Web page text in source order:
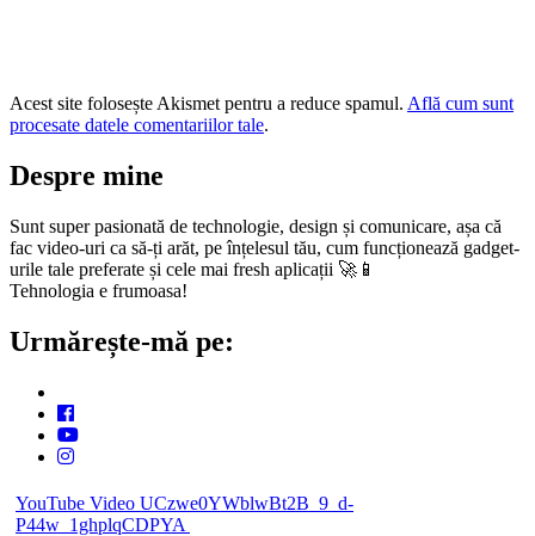
Acest site folosește Akismet pentru a reduce spamul. Află cum sunt
procesate datele comentariilor tale.
Despre mine
Sunt super pasionată de technologie, design și comunicare, așa că
fac video-uri ca să-ți arăt, pe înțelesul tău, cum funcționează gadget-
urile tale preferate și cele mai fresh aplicații 🚀📱
Tehnologia e frumoasa!
Urmărește-mă pe:
YouTube Video UCzwe0YWblwBt2B_9_d-
P44w_1ghplqCDPYA